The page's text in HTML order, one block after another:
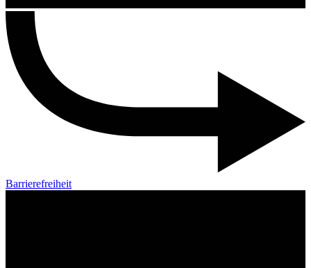
Barrierefreiheit